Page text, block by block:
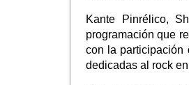
Kante Pinrélico,
programación que
con la participación
dedicadas al rock